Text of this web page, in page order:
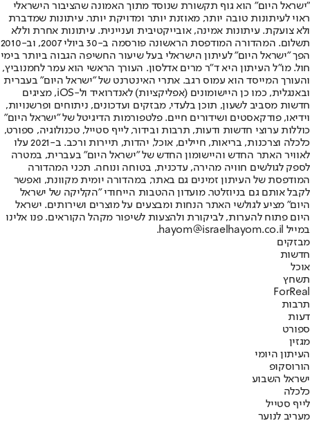
"ישראל היום" הוא גוף תקשורת שנוסד מתוך האמונה שהציבור הישראלי
ראוי לעיתונות טובה יותר, מאוזנת יותר ומדויקת יותר. עיתונות שמדברת
ולא צועקת. עיתונות אמינה, אובייקטיבית ועניינית. עיתונות אחרת וללא
תשלום. המהדורה המודפסת הראשונה פורסמה ב-30 ביולי 2007, וב-2010
הפך "ישראל היום" לעיתון הישראלי בעל שיעור החשיפה הגבוה ביותר בימי
חול. מו"ל העיתון היא ד"ר מרים אדלסון. העורך הראשי הוא עמר לחמנוביץ,
והעורך המייסד הוא עמוס רגב. אתרי האינטרנט של "ישראל היום" בעברית
ובאנגלית, כמו כן היישומונים (אפליקציות) לאנדרואיד ול-iOS, מציגים
חדשות מסביב לשעון, תוכן בלעדי, מבזקים ועדכונים, ניתוחים ופרשנויות,
וידיאו, פודקאסטים ושידורים חיים. פלטפורמות הדיגיטל של "ישראל היום"
כוללות ערוצי חדשות ודעות, תרבות ובידור, לייף סטייל, טכנולוגיה, ספורט,
כלכלה וצרכנות, בריאות, חיילים, אוכל, יהדות, תיירות ורכב. ב-2021 עלו
לאוויר האתר החדש והיישומון החדש של "ישראל היום" בעברית, במטרה
לספק לגולשים חוויה מהירה, עדכנית, בטוחה ונוחה. תכני המהדורה
המודפסת של העיתון זמינים גם באתר, במהדורה יומית מקוונת, ואפשר
לקבל אותם גם בניוזלטר. מועדון ההטבות הייחודי "הקליקה של ישראל
היום" מציע לגולשי האתר הנחות ומבצעים על מוצרים ושירותים. ישראל
היום פתוח להערות, לביקורת ולהצעות לשיפור מקהל הקוראים. פנו אלינו
במייל hayom@israelhayom.co.il.
מבזקים
חדשות
אוכל
תשחץ
ForReal
תרבות
דעות
ספורט
מגזין
העיתון היומי
הורוסקופ
ישראל השבוע
כלכלה
לייף סטייל
מעריב לנוער